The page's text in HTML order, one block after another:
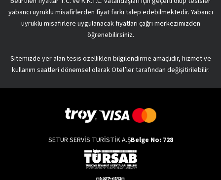
yabancı uyruklu misafirlerden fiyat farkı talep edebilmektedir. Yabancı
uyruklu misafirlere uygulanacak fiyatları çağrı merkezimizden
öğrenebilirsiniz.
Sitemizde yer alan tesis özellikleri bilgilendirme amaçlıdır, hizmet ve
kullanım saatleri dönemsel olarak Otel’ler tarafından değişitirilebilir.
SETUR SERVİS TURİSTİK A.ŞBelge No: 728